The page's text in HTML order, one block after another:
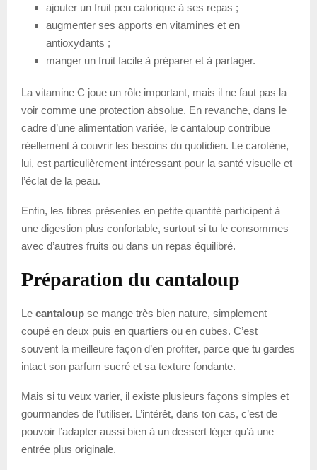
ajouter un fruit peu calorique à ses repas ;
augmenter ses apports en vitamines et en
antioxydants ;
manger un fruit facile à préparer et à partager.
La vitamine C joue un rôle important, mais il ne faut pas la
voir comme une protection absolue. En revanche, dans le
cadre d’une alimentation variée, le cantaloup contribue
réellement à couvrir les besoins du quotidien. Le carotène,
lui, est particulièrement intéressant pour la santé visuelle et
l’éclat de la peau.
Enfin, les fibres présentes en petite quantité participent à
une digestion plus confortable, surtout si tu le consommes
avec d’autres fruits ou dans un repas équilibré.
Préparation du cantaloup
Le cantaloup se mange très bien nature, simplement
coupé en deux puis en quartiers ou en cubes. C’est
souvent la meilleure façon d’en profiter, parce que tu gardes
intact son parfum sucré et sa texture fondante.
Mais si tu veux varier, il existe plusieurs façons simples et
gourmandes de l’utiliser. L’intérêt, dans ton cas, c’est de
pouvoir l’adapter aussi bien à un dessert léger qu’à une
entrée plus originale.